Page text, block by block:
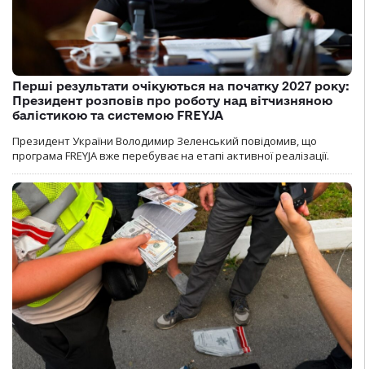
Перші результати очікуються на початку 2027 року:
Президент розповів про роботу над вітчизняною
балістикою та системою FREYJA
Президент України Володимир Зеленський повідомив, що
програма FREYJA вже перебуває на етапі активної реалізації.